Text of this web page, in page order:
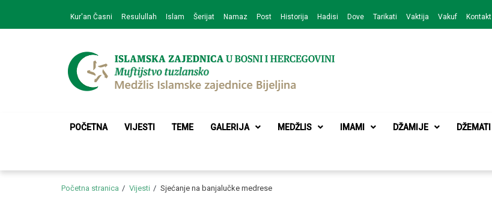
navigation
content
Kur'an Časni Resulullah Islam Šerijat Namaz Post Historija Hadisi Dove Tarikati Vaktija Vakuf Kontakt
Medžlis Islamske zajednice Bijeljina
POČETNA VIJESTI TEME GALERIJA MEDŽLIS IMAMI DŽAMIJE DŽEMATI
Početna stranica Vijesti Sjećanje na banjalučke medrese